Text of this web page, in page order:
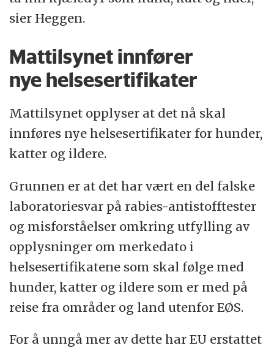
sier Heggen.
Mattilsynet innfører
nye helsesertifikater
Mattilsynet opplyser at det nå skal
innføres nye helsesertifikater for hunder,
katter og ildere.
Grunnen er at det har vært en del falske
laboratoriesvar på rabies-antistofftester
og misforståelser omkring utfylling av
opplysninger om merkedato i
helsesertifikatene som skal følge med
hunder, katter og ildere som er med på
reise fra områder og land utenfor EØS.
For å unngå mer av dette har EU erstattet